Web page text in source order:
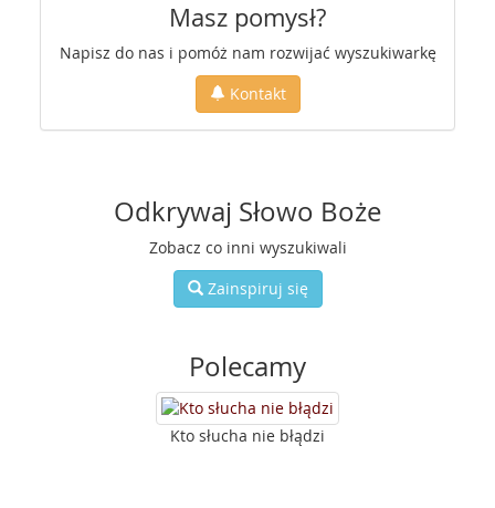
Masz pomysł?
Napisz do nas i pomóż nam rozwijać wyszukiwarkę
Kontakt
Odkrywaj Słowo Boże
Zobacz co inni wyszukiwali
Zainspiruj się
Polecamy
Kto słucha nie błądzi